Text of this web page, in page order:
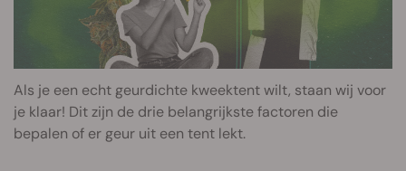
Als je een echt geurdichte kweektent wilt, staan wij voor
je klaar! Dit zijn de drie belangrijkste factoren die
bepalen of er geur uit een tent lekt.